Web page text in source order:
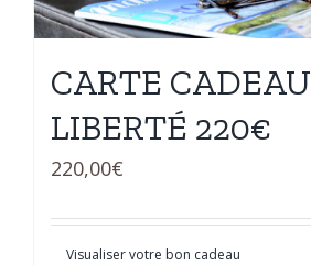
CARTE CADEAU
LIBERTÉ 220€
220,00€
Visualiser votre bon cadeau